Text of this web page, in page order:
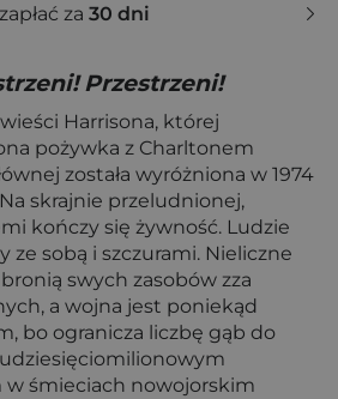
za 30 dni
Przestrzeni!
Harrisona, której
pożywka z Charltonem
została wyróżniona w 1974
skrajnie przeludnionej,
kończy się żywność. Ludzie
ze sobą i szczurami. Nieliczne
swych zasobów zza
a wojna jest poniekąd
bo ogranicza liczbę gąb do
w śmieciach nowojorskim